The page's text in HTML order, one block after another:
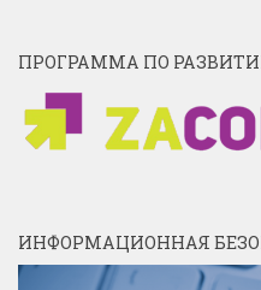
ПРОГРАММА ПО
ИНФОРМАЦИОННАЯ